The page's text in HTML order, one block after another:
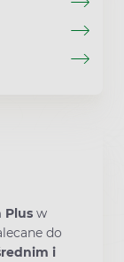
Plus w
do
i